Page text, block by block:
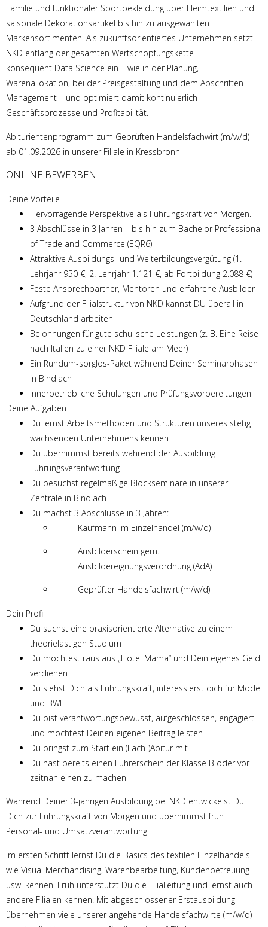
Familie und funktionaler Sportbekleidung über Heimtextilien und
saisonale Dekorationsartikel bis hin zu ausgewählten
Markensortimenten. Als zukunftsorientiertes Unternehmen setzt
NKD entlang der gesamten Wertschöpfungskette
konsequent Data Science ein – wie in der Planung,
Warenallokation, bei der Preisgestaltung und dem Abschriften-
Management – und optimiert damit kontinuierlich
Geschäftsprozesse und Profitabilität.
Abiturientenprogramm zum Geprüften Handelsfachwirt (m/w/d)
ab 01.09.2026 in unserer Filiale in Kressbronn
ONLINE BEWERBEN
Deine Vorteile
Hervorragende Perspektive als Führungskraft von Morgen.
3 Abschlüsse in 3 Jahren – bis hin zum Bachelor Professional
of Trade and Commerce (EQR6)
Attraktive Ausbildungs- und Weiterbildungsvergütung (1.
Lehrjahr 950 €, 2. Lehrjahr 1.121 €, ab Fortbildung 2.088 €)
Feste Ansprechpartner, Mentoren und erfahrene Ausbilder
Aufgrund der Filialstruktur von NKD kannst DU überall in
Deutschland arbeiten
Belohnungen für gute schulische Leistungen (z. B. Eine Reise
nach Italien zu einer NKD Filiale am Meer)
Ein Rundum-sorglos-Paket während Deiner Seminarphasen
in Bindlach
Innerbetriebliche Schulungen und Prüfungsvorbereitungen
Deine Aufgaben
Du lernst Arbeitsmethoden und Strukturen unseres stetig
wachsenden Unternehmens kennen
Du übernimmst bereits während der Ausbildung
Führungsverantwortung
Du besuchst regelmäßige Blockseminare in unserer
Zentrale in Bindlach
Du machst 3 Abschlüsse in 3 Jahren:
Kaufmann im Einzelhandel (m/w/d)
Ausbilderschein gem.
Ausbildereignungsverordnung (AdA)
Geprüfter Handelsfachwirt (m/w/d)
Dein Profil
Du suchst eine praxisorientierte Alternative zu einem
theorielastigen Studium
Du möchtest raus aus „Hotel Mama“ und Dein eigenes Geld
verdienen
Du siehst Dich als Führungskraft, interessierst dich für Mode
und BWL
Du bist verantwortungsbewusst, aufgeschlossen, engagiert
und möchtest Deinen eigenen Beitrag leisten
Du bringst zum Start ein (Fach-)Abitur mit
Du hast bereits einen Führerschein der Klasse B oder vor
zeitnah einen zu machen
Während Deiner 3-jährigen Ausbildung bei NKD entwickelst Du
Dich zur Führungskraft von Morgen und übernimmst früh
Personal- und Umsatzverantwortung.
Im ersten Schritt lernst Du die Basics des textilen Einzelhandels
wie Visual Merchandising, Warenbearbeitung, Kundenbetreuung
usw. kennen. Früh unterstützt Du die Filialleitung und lernst auch
andere Filialen kennen. Mit abgeschlossener Erstausbildung
übernehmen viele unserer angehende Handelsfachwirte (m/w/d)